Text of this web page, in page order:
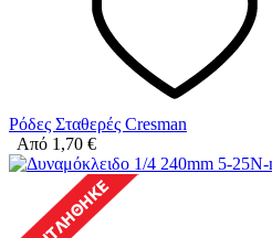
Ρόδες Σταθερές Cresman
Από 1,70 €